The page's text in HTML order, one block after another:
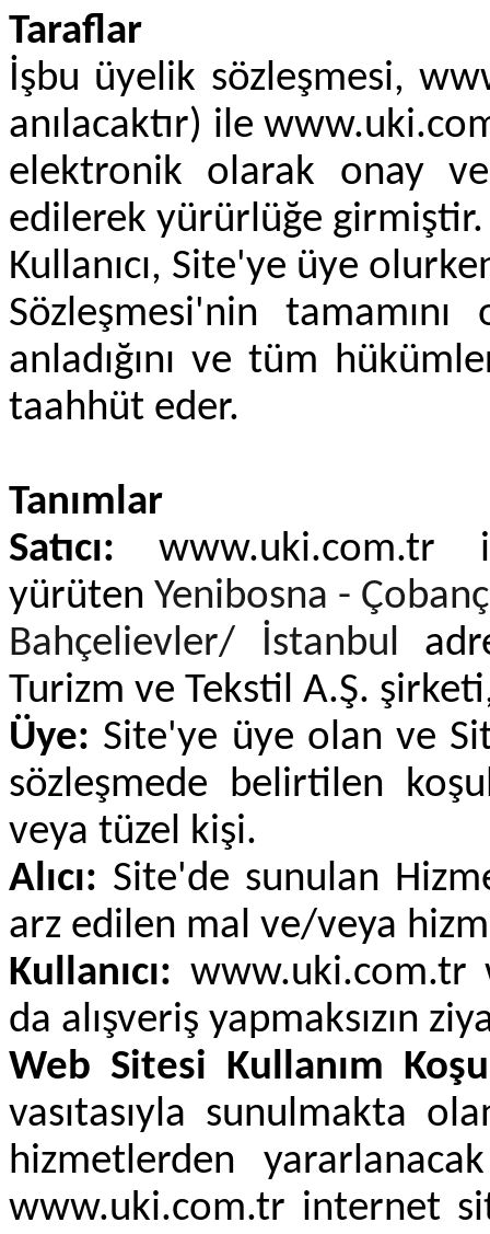
Taraflar
İşbu üyelik sözleşmesi,
anılacaktır) ile
elektronik olarak onay
edilerek yürürlüğe girmiştir.
Kullanıcı, Site'ye üye
Sözleşmesi'nin
anladığını ve tüm
taahhüt eder.
Tanımlar
Satıcı: www.uki.com.tr
yürütenYenibosna -
Bahçelievler/ İstanbul
Turizm ve Tekstil A.Ş.
Üye: Site'ye üye olan ve
sözleşmede belirtilen
veya tüzel kişi.
Alıcı: Site'de sunulan
arz edilen mal ve/veya
Kullanıcı: www.uki.com.tr
da alışveriş yapmaksızın
Web Sitesi Kullanım
vasıtasıyla sunulmakta
hizmetlerden
www.uki.com.tr internet